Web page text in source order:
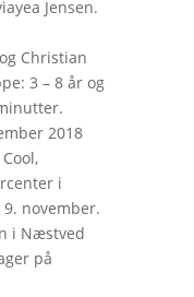
Jensen.
Christian
3 – 8 år og
2018
i
november.
i Næstved
på